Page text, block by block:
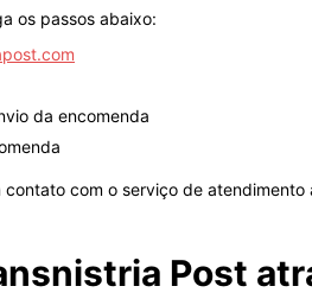
os passos abaixo:
da encomenda
com o serviço de
Post